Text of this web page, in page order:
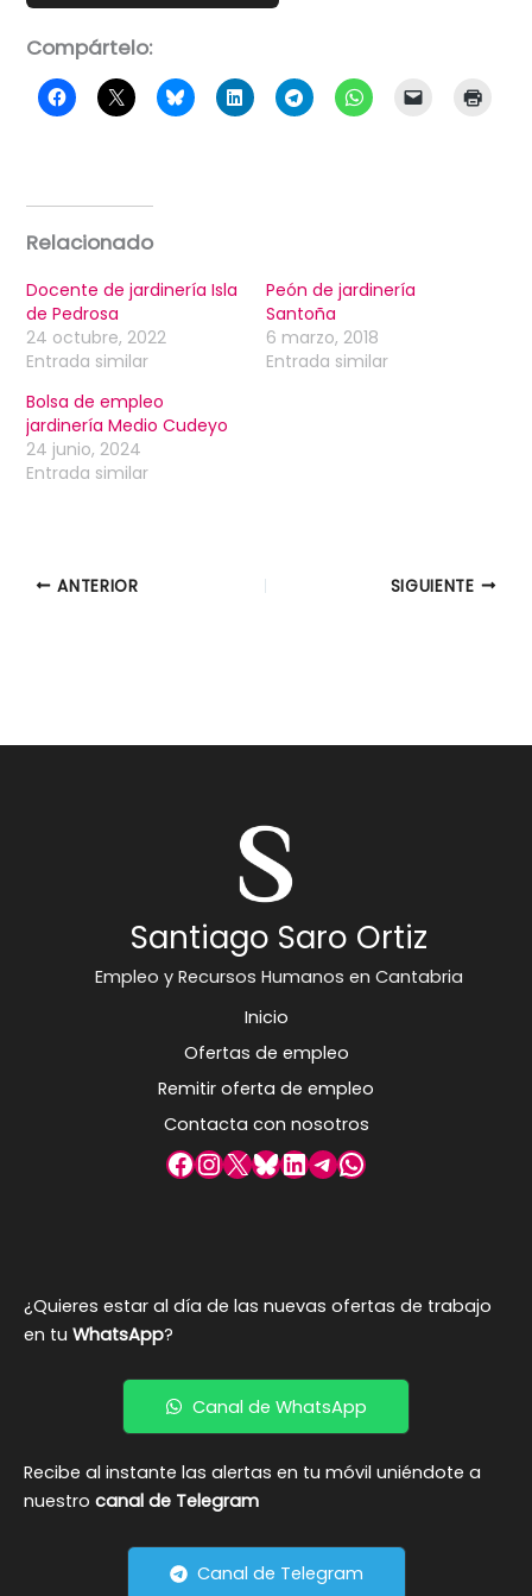
Compártelo:
Relacionado
Docente de jardinería Isla
de Pedrosa
24 octubre, 2022
Entrada similar
Peón de jardinería
Santoña
6 marzo, 2018
Entrada similar
Bolsa de empleo
jardinería Medio Cudeyo
24 junio, 2024
Entrada similar
ANTERIOR SIGUIENTE
Santiago Saro Ortiz
Empleo y Recursos Humanos en Cantabria
Inicio
Ofertas de empleo
Remitir oferta de empleo
Contacta con nosotros
Facebook
Instagram
X Bluesky
LinkedIn
Telegram
WhatsApp
¿Quieres estar al día de las nuevas ofertas de trabajo
en tu WhatsApp?
Canal de WhatsApp
Recibe al instante las alertas en tu móvil uniéndote a
nuestro canal de Telegram
Canal de Telegram